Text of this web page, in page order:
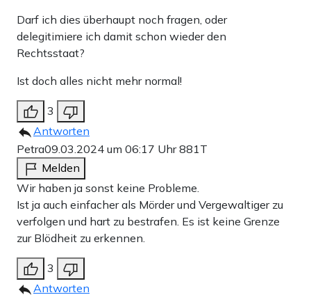
Darf ich dies überhaupt noch fragen, oder
delegitimiere ich damit schon wieder den
Rechtsstaat?
Ist doch alles nicht mehr normal!
3
Antworten
Petra09.03.2024 um 06:17 Uhr881T
Melden
Wir haben ja sonst keine Probleme.
Ist ja auch einfacher als Mörder und Vergewaltiger zu
verfolgen und hart zu bestrafen. Es ist keine Grenze
zur Blödheit zu erkennen.
3
Antworten